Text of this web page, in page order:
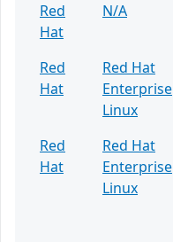
Red
Hat
N/A
Red
Hat
Red Hat
Enterprise
Linux
Red
Hat
Red Hat
Enterprise
Linux